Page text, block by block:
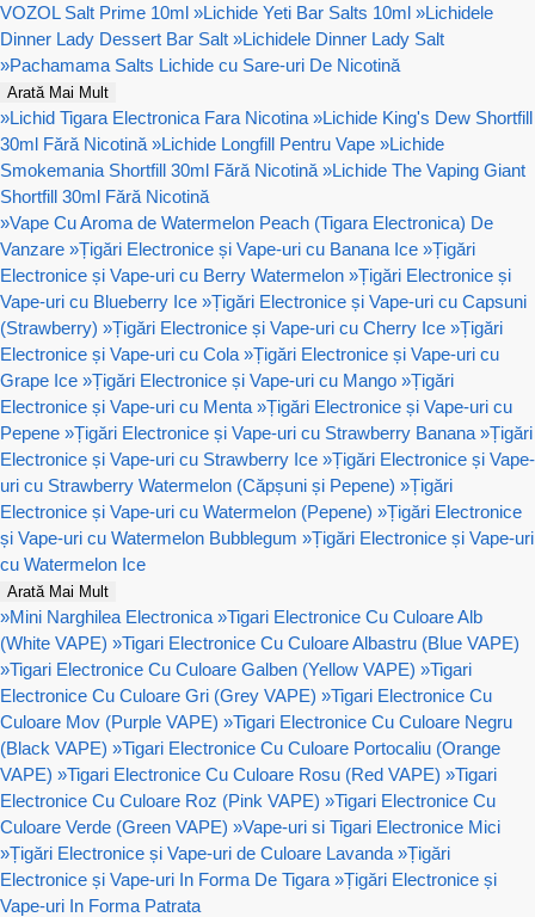
VOZOL Salt Prime 10ml »Lichide Yeti Bar Salts 10ml »Lichidele
Dinner Lady Dessert Bar Salt »Lichidele Dinner Lady Salt
»Pachamama Salts Lichide cu Sare-uri De Nicotină
Arată Mai Mult
»Lichid Tigara Electronica Fara Nicotina »Lichide King's Dew Shortfill
30ml Fără Nicotină »Lichide Longfill Pentru Vape »Lichide
Smokemania Shortfill 30ml Fără Nicotină »Lichide The Vaping Giant
Shortfill 30ml Fără Nicotină
»Vape Cu Aroma de Watermelon Peach (Tigara Electronica) De
Vanzare »Țigări Electronice și Vape-uri cu Banana Ice »Țigări
Electronice și Vape-uri cu Berry Watermelon »Țigări Electronice și
Vape-uri cu Blueberry Ice »Țigări Electronice și Vape-uri cu Capsuni
(Strawberry) »Țigări Electronice și Vape-uri cu Cherry Ice »Țigări
Electronice și Vape-uri cu Cola »Țigări Electronice și Vape-uri cu
Grape Ice »Țigări Electronice și Vape-uri cu Mango »Țigări
Electronice și Vape-uri cu Menta »Țigări Electronice și Vape-uri cu
Pepene »Țigări Electronice și Vape-uri cu Strawberry Banana »Țigări
Electronice și Vape-uri cu Strawberry Ice »Țigări Electronice și Vape-
uri cu Strawberry Watermelon (Căpșuni și Pepene) »Țigări
Electronice și Vape-uri cu Watermelon (Pepene) »Țigări Electronice
și Vape-uri cu Watermelon Bubblegum »Țigări Electronice și Vape-uri
cu Watermelon Ice
Arată Mai Mult
»Mini Narghilea Electronica »Tigari Electronice Cu Culoare Alb
(White VAPE) »Tigari Electronice Cu Culoare Albastru (Blue VAPE)
»Tigari Electronice Cu Culoare Galben (Yellow VAPE) »Tigari
Electronice Cu Culoare Gri (Grey VAPE) »Tigari Electronice Cu
Culoare Mov (Purple VAPE) »Tigari Electronice Cu Culoare Negru
(Black VAPE) »Tigari Electronice Cu Culoare Portocaliu (Orange
VAPE) »Tigari Electronice Cu Culoare Rosu (Red VAPE) »Tigari
Electronice Cu Culoare Roz (Pink VAPE) »Tigari Electronice Cu
Culoare Verde (Green VAPE) »Vape-uri si Tigari Electronice Mici
»Țigări Electronice și Vape-uri de Culoare Lavanda »Țigări
Electronice și Vape-uri In Forma De Tigara »Țigări Electronice și
Vape-uri In Forma Patrata